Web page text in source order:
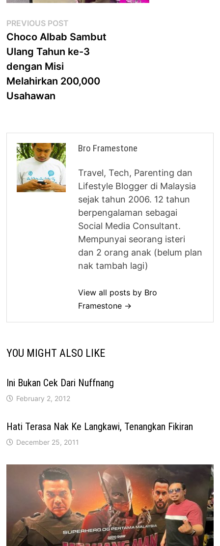
Post
navigation
PREVIOUS POST
post:
Choco Albab Sambut
Ulang Tahun ke-3
dengan Misi
Melahirkan 200,000
Usahawan
Bro Framestone
Travel, Tech, Parenting dan
Lifestyle Blogger di Malaysia
sejak tahun 2006. 12 tahun
berpengalaman sebagai
Social Media Consultant.
Mempunyai seorang isteri
dan 2 orang anak (belum plan
nak tambah lagi)
View all posts by Bro
Framestone →
YOU MIGHT ALSO LIKE
Ini Bukan Cek Dari Nuffnang
February 2, 2012
Hati Terasa Nak Ke Langkawi, Tenangkan Fikiran
December 25, 2011